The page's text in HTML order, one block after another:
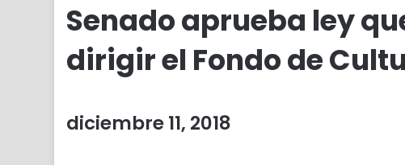
Senado aprueba ley
dirigir el Fondo de
diciembre 11, 2018